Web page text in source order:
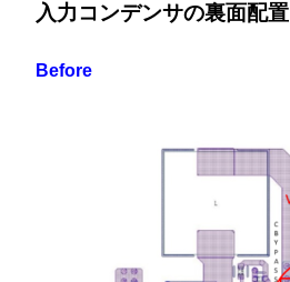
入力コンデンサの裏面配置
Before